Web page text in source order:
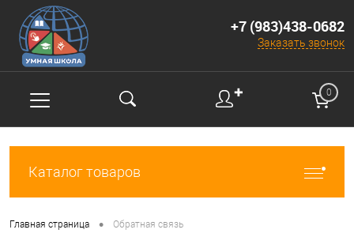
+7 (983)438-0682
Заказать звонок
✚ 0
Каталог товаров
Главная страница • Обратная связь